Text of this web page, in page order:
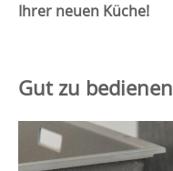
Ihrer neuen Küche!
Gut zu bedienen